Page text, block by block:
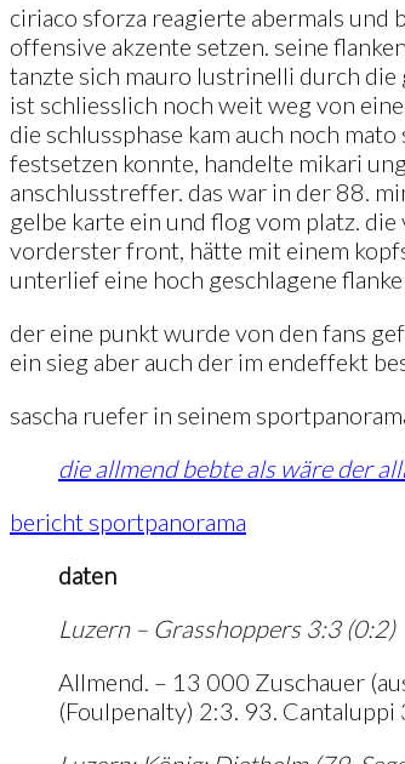
ciriaco sforza reagierte abermals
offensive akzente setzen. seine
tanzte sich mauro lustrinelli durch die
ist schliesslich noch weit weg von
die schlussphase kam auch noch
festsetzen konnte, handelte mikari
anschlusstreffer. das war in der 88.
gelbe karte ein und flog vom platz.
vorderster front, hätte mit einem
unterlief eine hoch geschlagene
der eine punkt wurde von den fans
ein sieg aber auch der im endeffekt
sascha ruefer in seinem
die allmend bebte als wäre der
bericht sportpanorama
daten
Luzern – Grasshoppers 3:3 (0:2)
Allmend. – 13 000 Zuschauer
(Foulpenalty) 2:3. 93. Cantaluppi